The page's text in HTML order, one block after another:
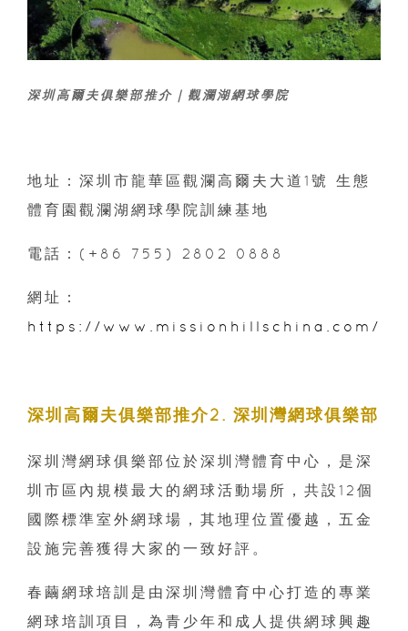
深圳高爾夫俱樂部推介｜觀瀾湖網球學院
地址：深圳市龍華區觀瀾高爾夫大道1號 生態
體育園觀瀾湖網球學院訓練基地
電話：(+86 755) 2802 0888
網址：
https://www.missionhillschina.com/
深圳高爾夫俱樂部推介2. 深圳灣網球俱樂部
深圳灣網球俱樂部位於深圳灣體育中心，是深
圳市區內規模最大的網球活動場所，共設12個
國際標準室外網球場，其地理位置優越，五金
設施完善獲得大家的一致好評。
春繭網球培訓是由深圳灣體育中心打造的專業
網球培訓項目，為青少年和成人提供網球興趣